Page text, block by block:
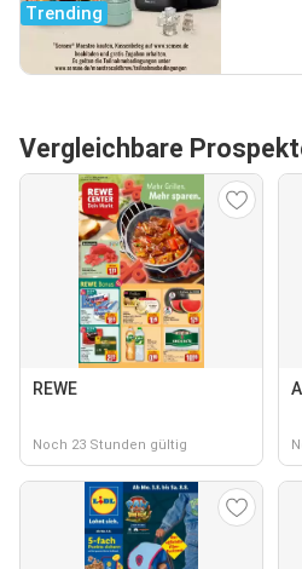
Trending
Vergleichbare
REWE
Noch 23 Stunden gültig